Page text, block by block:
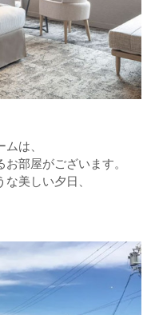
は、
部屋がございます。
美しい夕日、